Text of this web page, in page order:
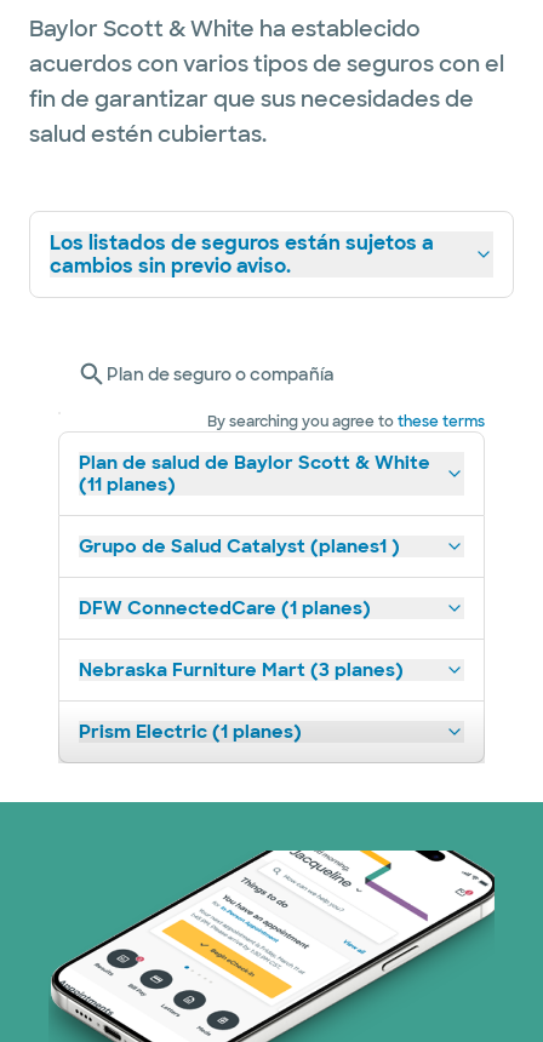
Baylor Scott & White ha establecido
acuerdos con varios tipos de seguros con el
fin de garantizar que sus necesidades de
salud estén cubiertas.
Los listados de seguros están sujetos a
cambios sin previo aviso.
Plan de seguro o compañía
By searching you agree tothese terms
Plan de salud de Baylor Scott & White
(11 planes)
Grupo de Salud Catalyst (planes1 )
DFW ConnectedCare (1 planes)
Nebraska Furniture Mart (3 planes)
Prism Electric (1 planes)